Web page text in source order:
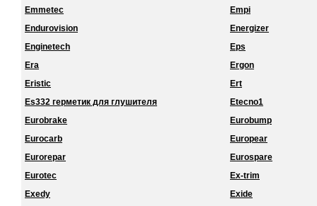
Emmetec
Empi
Endurovision
Energizer
Enginetech
Eps
Era
Ergon
Eristic
Ert
Es332 герметик для глушителя
Etecno1
Eurobrake
Eurobump
Eurocarb
Europear
Eurorepar
Eurospare
Eurotec
Ex-trim
Exedy
Exide